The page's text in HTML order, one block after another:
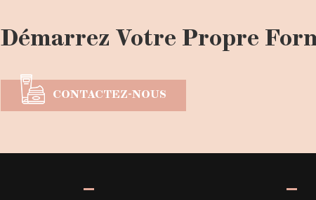
Démarrez Votre Propre
CONTACTEZ-NOUS